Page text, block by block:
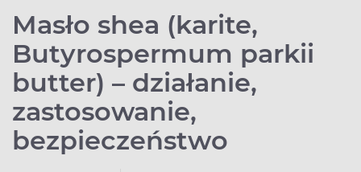
Masło shea (karite,
Butyrospermum parkii
butter) – działanie,
zastosowanie,
bezpieczeństwo